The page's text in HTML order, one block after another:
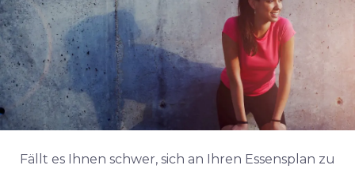
Fällt es Ihnen schwer, sich an Ihren Essensplan zu